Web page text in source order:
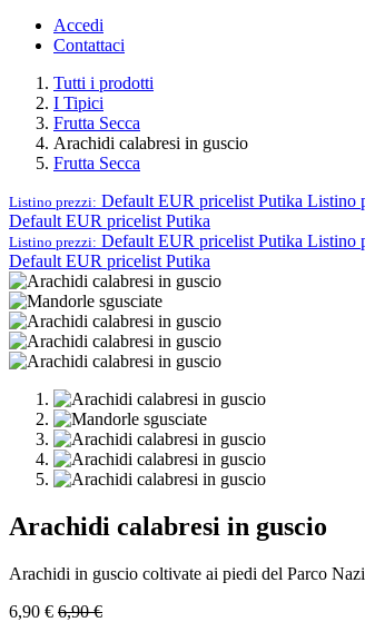
Accedi
Contattaci
Tutti i prodotti
I Tipici
Frutta Secca
Arachidi calabresi in guscio
Frutta Secca
Listino prezzi: Default EUR pricelist Putika Listino
Default EUR pricelist Putika
Listino prezzi: Default EUR pricelist Putika Listino
Default EUR pricelist Putika
Arachidi calabresi in guscio
Arachidi in guscio coltivate ai piedi del Parco
6,90 € 6,90€